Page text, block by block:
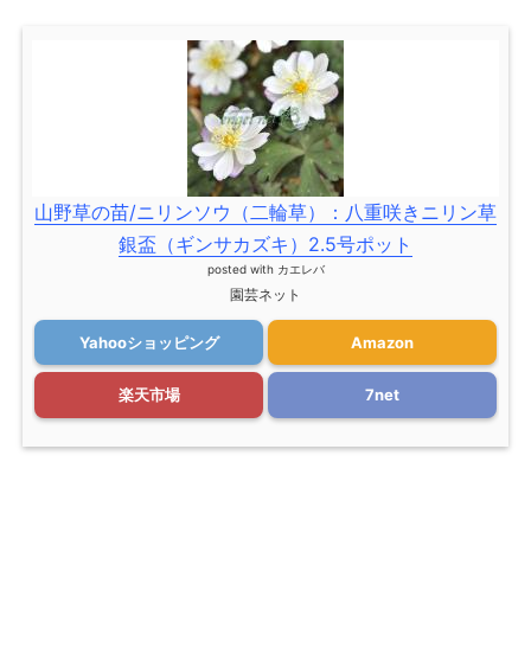
山野草の苗/ニリンソウ（二輪草）：八重咲きニリン草
銀盃（ギンサカズキ）2.5号ポット
posted with カエレバ
園芸ネット
Yahooショッピング Amazon
楽天市場 7net